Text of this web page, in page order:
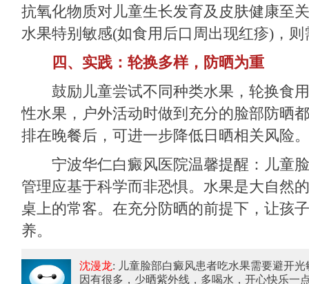
抗氧化物质对儿童生长发育及皮肤健康至
水果特别敏感(如食用后口周出现红疹)，则
四、实践：轮换多样，防晒为重
鼓励儿童尝试不同种类水果，轮换食用
性水果，户外活动时做到充分的脸部防晒
排在晚餐后，可进一步降低日晒相关风险。
宁波华仁白癜风医院温馨提醒：儿童
管理应基于科学而非恐惧。水果是大自然
桌上的常客。在充分防晒的前提下，让孩
养。
沈漫龙: 儿童脸部白癜风患者吃水果需要避开光
因有很多，少晒紫外线，多喝水，开心快乐一